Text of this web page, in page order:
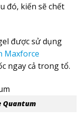
đó, kiến sẽ chết
được sử dụng
Maxforce
ngay cả trong tổ.
Quantum